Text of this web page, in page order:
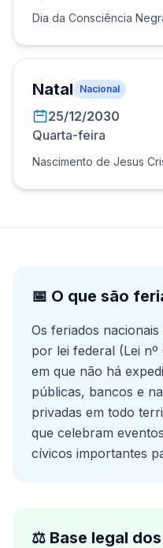
Dia da Consciência
Natal Nacional
25/12/2030
Quarta-feira
Nascimento de Jesus
📅 O que são
Os feriados
por lei federal (Lei
em que não há
públicas, bancos e
privadas em todo
que celebram
cívicos importantes
⚖️ Base legal